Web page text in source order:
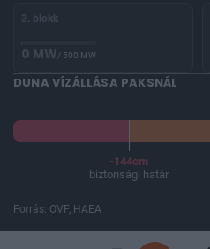
3. blokk
0 MW/ 500 MW
DUNA VÍZÁLLÁSA PAKSNÁL
-144cm
biztonsági határ
Forrás: OVF, HAEA